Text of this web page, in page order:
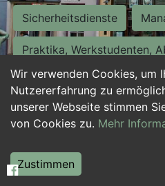
Wir verwenden Cookies, um
Nutzererfahrung zu
unserer Webseite stimmen
von Cookies zu. Mehr
Zustimmen
Sicherheitsdienste
Praktika, Werkstudenten,
Personalwesen
Hilfskräfte, Aushilfs- und
Weiterbildung, Studium,